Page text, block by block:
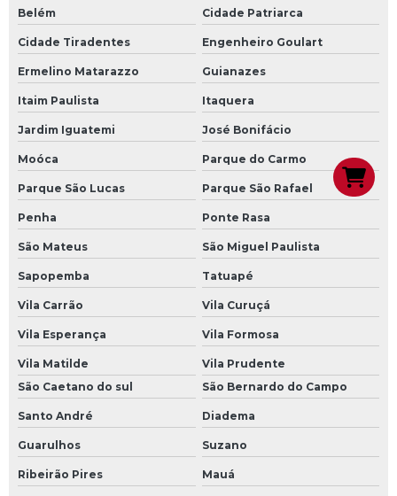
Belém Cidade Patriarca
Cidade Tiradentes Engenheiro Goulart
Ermelino Matarazzo Guianazes
Itaim Paulista Itaquera
Jardim Iguatemi José Bonifácio
Moóca Parque do Carmo
Parque São Lucas Parque São Rafael
Penha Ponte Rasa
São Mateus São Miguel Paulista
Sapopemba Tatuapé
Vila Carrão Vila Curuçá
Vila Esperança Vila Formosa
Vila Matilde
Vila Prudente
São Caetano do sul
São Bernardo do Campo
Santo André Diadema
Guarulhos Suzano
Ribeirão Pires Mauá